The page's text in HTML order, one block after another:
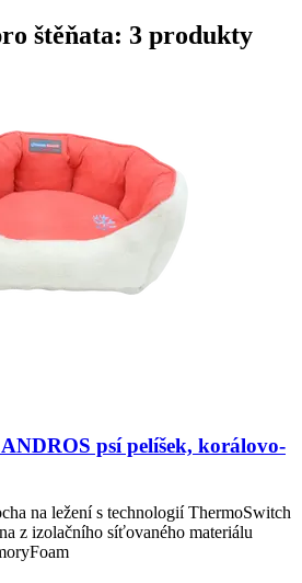
štěňata: 3 produkty
ANDROS psí pelíšek, korálovo-​
na ležení s technologií ThermoSwitch
z izolačního síťovaného materiálu